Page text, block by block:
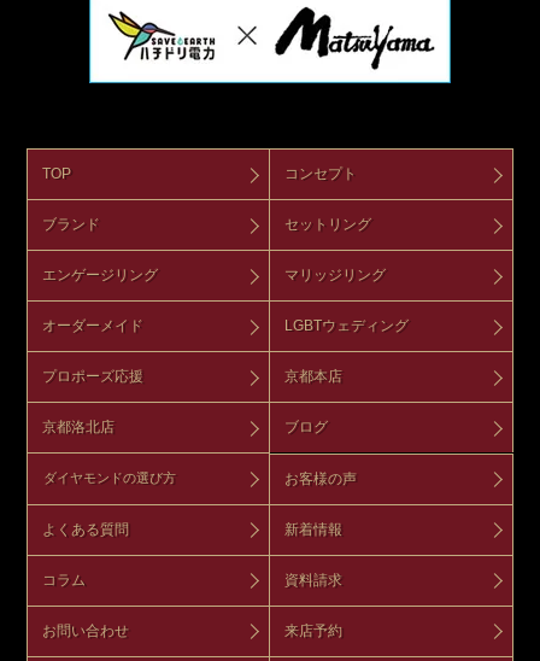
TOP コンセプト
ブランド セットリング
エンゲージリング マリッジリング
オーダーメイド LGBTウェディング
プロポーズ応援 京都本店
京都洛北店 ブログ
ダイヤモンドの選び方 お客様の声
よくある質問 新着情報
コラム 資料請求
お問い合わせ 来店予約